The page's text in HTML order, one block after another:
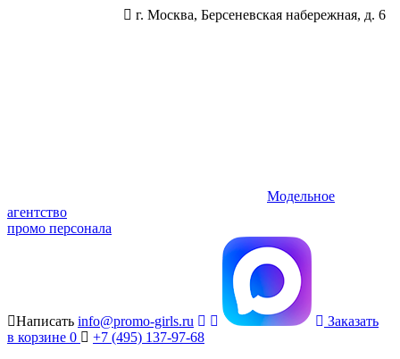
г. Москва, Берсеневская набережная, д. 6
Модельное
агентство
промо персонала
Написать info@promo-girls.ru
Заказать
в корзине 0
+7 (495) 137-97-68